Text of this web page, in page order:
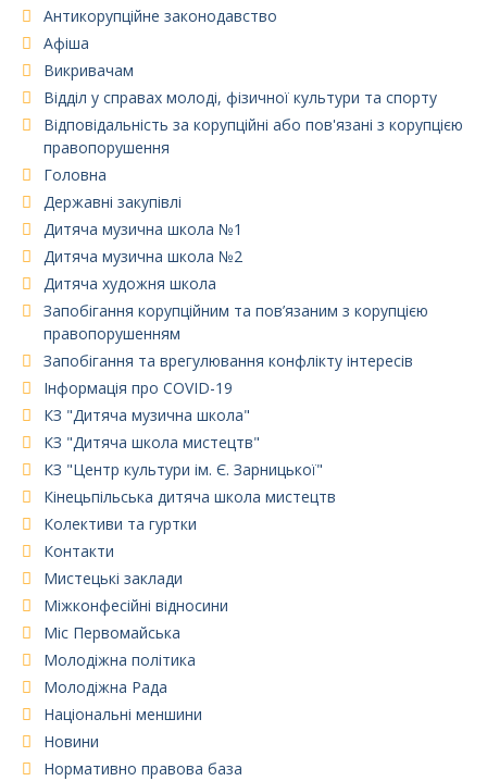
Антикорупційне законодавство
Афіша
Викривачам
Відділ у справах молоді, фізичної культури та спорту
Відповідальність за корупційні або пов'язані з корупцією
правопорушення
Головна
Державні закупівлі
Дитяча музична школа №1
Дитяча музична школа №2
Дитяча художня школа
Запобігання корупційним та пов’язаним з корупцією
правопорушенням
Запобігання та врегулювання конфлікту інтересів
Інформація про COVID-19
КЗ "Дитяча музична школа"
КЗ "Дитяча школа мистецтв"
КЗ "Центр культури ім. Є. Зарницької"
Кінецьпільська дитяча школа мистецтв
Колективи та гуртки
Контакти
Мистецькі заклади
Міжконфесійні відносини
Міс Первомайська
Молодіжна політика
Молодіжна Рада
Національні меншини
Новини
Нормативно правова база